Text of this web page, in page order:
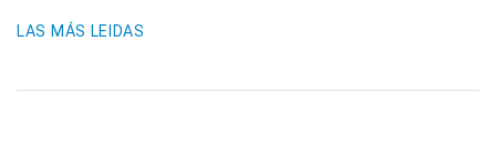
LAS MÁS LEIDAS